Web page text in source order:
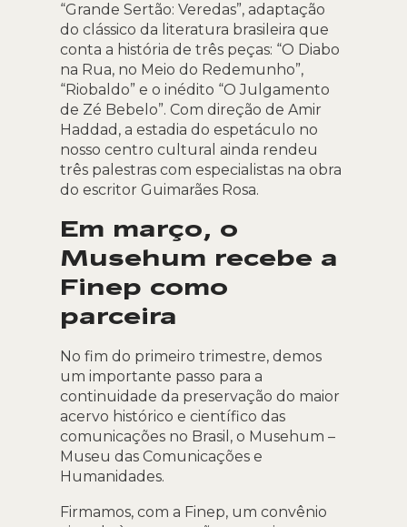
“Grande Sertão: Veredas”, adaptação
do clássico da literatura brasileira que
conta a história de três peças: “O Diabo
na Rua, no Meio do Redemunho”,
“Riobaldo” e o inédito “O Julgamento
de Zé Bebelo”. Com direção de Amir
Haddad, a estadia do espetáculo no
nosso centro cultural ainda rendeu
três palestras com especialistas na obra
do escritor Guimarães Rosa.
Em março, o
Musehum recebe a
Finep como
parceira
No fim do primeiro trimestre, demos
um importante passo para a
continuidade da preservação do maior
acervo histórico e científico das
comunicações no Brasil, o Musehum –
Museu das Comunicações e
Humanidades.
Firmamos, com a Finep, um convênio